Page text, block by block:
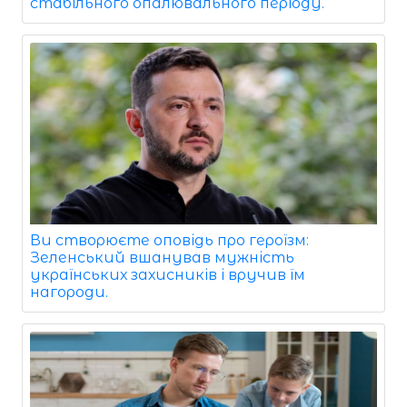
Ви створюєте оповідь про героїзм:
Зеленський вшанував мужність
українських захисників і вручив їм
нагороди.